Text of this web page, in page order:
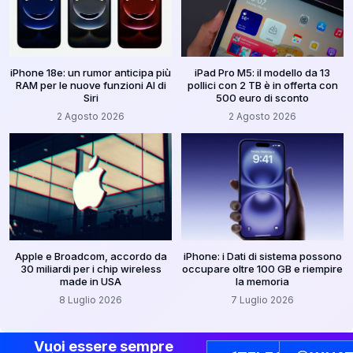
iPhone 18e: un rumor anticipa più
RAM per le nuove funzioni AI di
Siri
2 Agosto 2026
iPad Pro M5: il modello da 13
pollici con 2 TB è in offerta con
500 euro di sconto
2 Agosto 2026
Apple e Broadcom, accordo da
30 miliardi per i chip wireless
made in USA
8 Luglio 2026
iPhone: i Dati di sistema possono
occupare oltre 100 GB e riempire
la memoria
7 Luglio 2026
Vuoi essere sempre